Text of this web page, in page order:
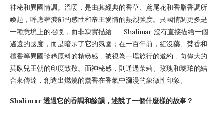
神秘和異國情調。溫暖，是由其經典的香草、鳶尾花和香脂香調所
喚起，呼應著濃郁的感性和帝王愛情的熱烈強度。異國情調更多是
一種意境上的召喚，而非寫實描繪——Shalimar 沒有直接描繪一個
遙遠的國度，而是暗示了它的氛圍；在一百年前，紅沒藥、焚香和
檀香等異國珍稀原料的精緻感，被視為一場旅行的邀約，向偉大的
莫臥兒王朝的印度致敬。而神秘感，則通過茉莉、玫瑰和琥珀的結
合來傳達，創造出燃燒的薰香在香氣中瀰漫的象徵性印象。
Shalimar 透過它的香調和餘韻，述說了一個什麼樣的故事？